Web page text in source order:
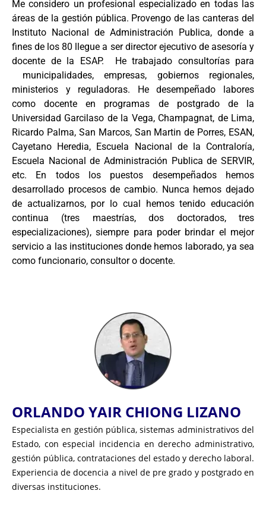
Me considero un profesional especializado en todas las
áreas de la gestión pública. Provengo de las canteras del
Instituto Nacional de Administración Publica, donde a
fines de los 80 llegue a ser director ejecutivo de asesoría y
docente de la ESAP. He trabajado consultorías para
municipalidades, empresas, gobiernos regionales,
ministerios y reguladoras. He desempeñado labores
como docente en programas de postgrado de la
Universidad Garcilaso de la Vega, Champagnat, de Lima,
Ricardo Palma, San Marcos, San Martin de Porres, ESAN,
Cayetano Heredia, Escuela Nacional de la Contraloría,
Escuela Nacional de Administración Publica de SERVIR,
etc. En todos los puestos desempeñados hemos
desarrollado procesos de cambio. Nunca hemos dejado
de actualizarnos, por lo cual hemos tenido educación
continua (tres maestrías, dos doctorados, tres
especializaciones), siempre para poder brindar el mejor
servicio a las instituciones donde hemos laborado, ya sea
como funcionario, consultor o docente.
ORLANDO YAIR CHIONG LIZANO
Especialista en gestión pública, sistemas administrativos del
Estado, con especial incidencia en derecho administrativo,
gestión pública, contrataciones del estado y derecho laboral.
Experiencia de docencia a nivel de pre grado y postgrado en
diversas instituciones.